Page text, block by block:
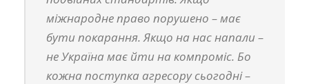
міжнародне право порушено – має
бути покарання. Якщо на нас напали –
не Україна має йти на компроміс. Бо
кожна поступка агресору сьогодні –